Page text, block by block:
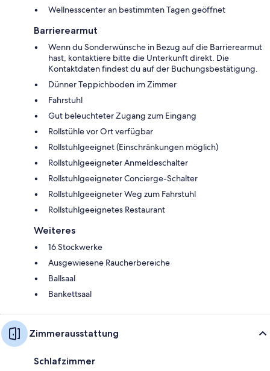
Wellnesscenter an bestimmten Tagen geöffnet
Barrierearmut
Wenn du Sonderwünsche in Bezug auf die Barrierearmut
hast, kontaktiere bitte die Unterkunft direkt. Die
Kontaktdaten findest du auf der Buchungsbestätigung.
Dünner Teppichboden im Zimmer
Fahrstuhl
Gut beleuchteter Zugang zum Eingang
Rollstühle vor Ort verfügbar
Rollstuhlgeeignet (Einschränkungen möglich)
Rollstuhlgeeigneter Anmeldeschalter
Rollstuhlgeeigneter Concierge-Schalter
Rollstuhlgeeigneter Weg zum Fahrstuhl
Rollstuhlgeeignetes Restaurant
Weiteres
16 Stockwerke
Ausgewiesene Raucherbereiche
Ballsaal
Bankettsaal
Zimmerausstattung
Schlafzimmer